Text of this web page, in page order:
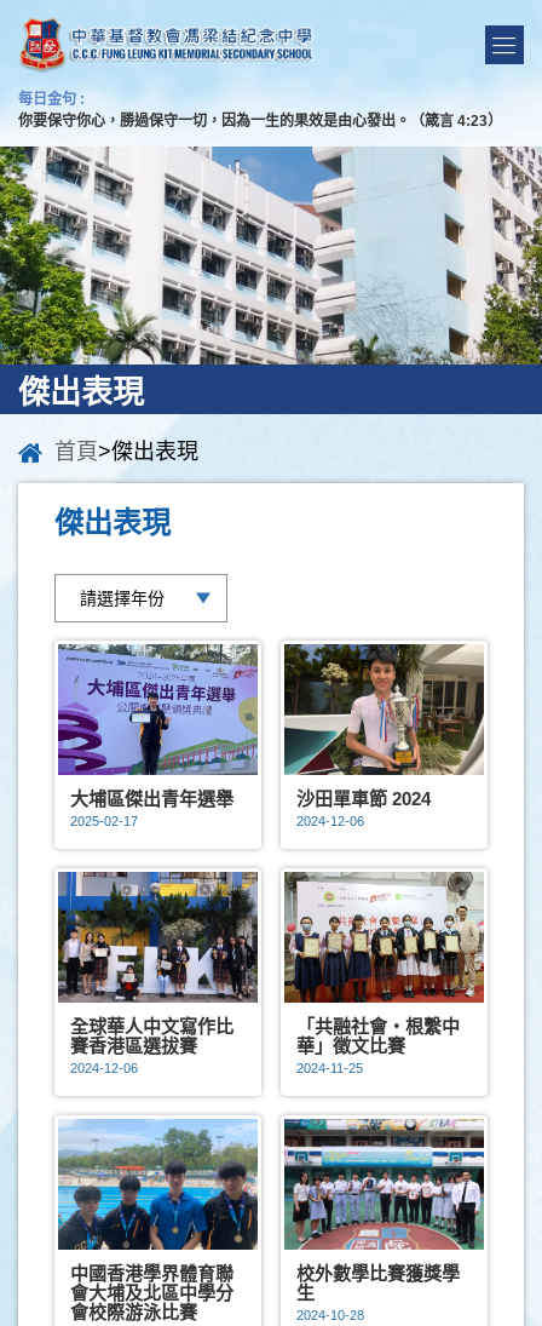
每日金句 :
你要保守你心，勝過保守一切，因為一生的果效是由心發出。（箴言 4:23）
傑出表現
首頁>傑出表現
傑出表現
大埔區傑出青年選舉
2025-02-17
沙田單車節 2024
2024-12-06
全球華人中文寫作比
賽香港區選拔賽
2024-12-06
「共融社會‧根繫中
華」徵文比賽
2024-11-25
中國香港學界體育聯
會大埔及北區中學分
會校際游泳比賽
校外數學比賽獲獎學
生
2024-10-28